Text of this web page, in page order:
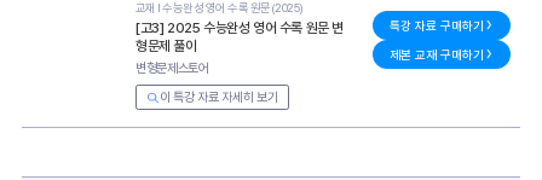
교재 l수능완성 영어 수록 원문(2025)
[고3] 2025 수능완성 영어 수록 원문 변
형문제 풀이
변형문제스토어
이 특강 자료 자세히 보기
특강 자료 구매하기
제본 교재 구매하기